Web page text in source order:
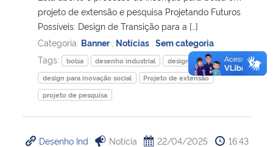
projeto de extensão e pesquisa Projetando Futuros
Possíveis: Design de Transição para a […]
Categoria: Banner Notícias Sem categoria
Tags:
bolsa desenho industrial
design de transição
design para inovação social
Projeto de extensão
projeto de pesquisa
Desenho Ind Notícia 22/04/2025 16:43